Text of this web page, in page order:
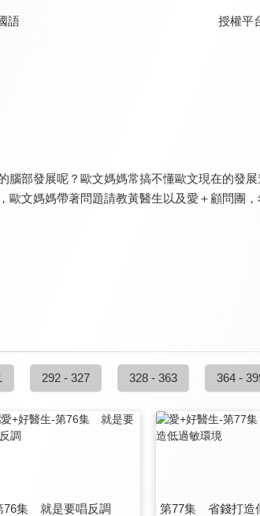
語 授權平
部發展呢？歐文媽媽常搞不懂歐文現在的發
文媽媽帶著問題請教黃醫生以及愛＋顧問團，
292 - 327 328 - 363 364 -
76集 就是要唱反調